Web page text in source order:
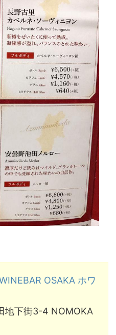
OSAKA ホワ
地下街3-4 NOMOKA